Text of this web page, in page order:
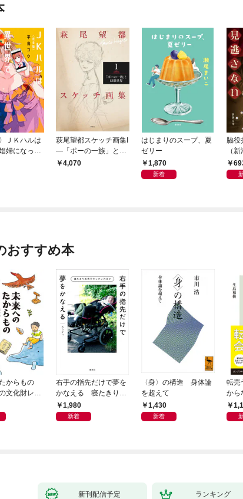
ＪＫハルは
婦になった
nex）
萩尾望都スケッチ画集I
—「ポーの一族」と幻
想世界—
4,070
はじまりのスープ、夏
ゼリー
1,870
新着
脇役
（
おすすめ本
からもの
文化財レス
右手の指先だけで夢を
かなえる 寝たきり系
男子ウッディの日々
1,980
新着
〈身〉の構造 身体論
を超えて
1,430
新着
転売
から
け）
新刊配信予定 ランキング